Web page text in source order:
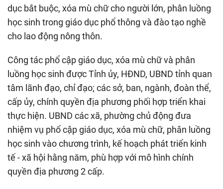
dục bắt buộc, xóa mù chữ cho người lớn, phân luồng
học sinh trong giáo dục phổ thông và đào tạo nghề
cho lao động nông thôn.
Công tác phổ cập giáo dục, xóa mù chữ và phân
luồng học sinh được Tỉnh ủy, HĐND, UBND tỉnh quan
tâm lãnh đạo, chỉ đạo; các sở, ban, ngành, đoàn thể,
cấp ủy, chính quyền địa phương phối hợp triển khai
thực hiện. UBND các xã, phường chủ động đưa
nhiệm vụ phổ cập giáo dục, xóa mù chữ, phân luồng
học sinh vào chương trình, kế hoạch phát triển kinh
tế - xã hội hằng năm, phù hợp với mô hình chính
quyền địa phương 2 cấp.